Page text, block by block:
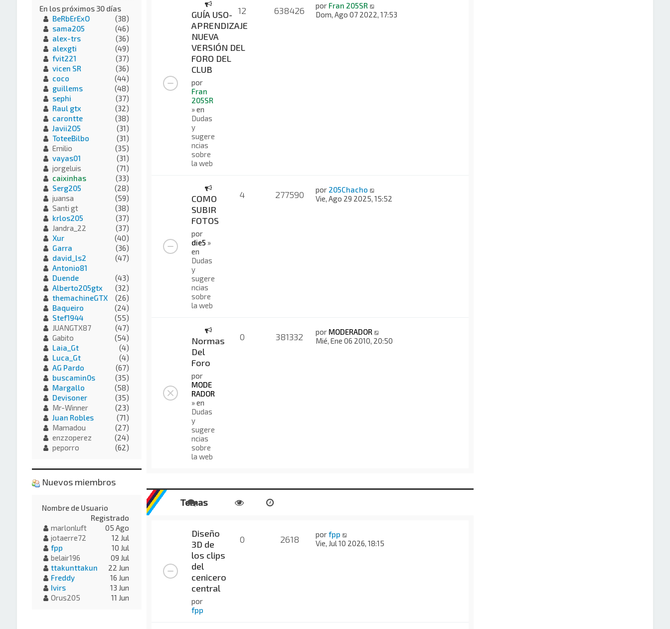
GUÍA USO-
APRENDIZAJE
NUEVA
VERSIÓN DEL
FORO DEL
CLUB
por
Fran
205SR
» en
Dudas
y
sugere
ncias
sobre
la web
12 638426 por Fran 205SR
Dom, Ago 07 2022, 17:53
COMO
SUBIR
FOTOS
por
die5 »
en
Dudas
y
sugere
ncias
sobre
la web
4 277590 por 205Chacho
Vie, Ago 29 2025, 15:52
Normas
Del
Foro
por
MODE
RADOR
» en
Dudas
y
sugere
ncias
sobre
la web
0 381332 por MODERADOR
Mié, Ene 06 2010, 20:50
Temas
Diseño
3D de
los clips
del
cenicero
central
por
fpp
0 2618 porfpp
Vie, Jul 10 2026, 18:15
En los próximos 30 días
BeRbErExO
(38)
sama205
(46)
alex-trs
(36)
alexgti
(49)
fvit221
(37)
vicen SR
(36)
coco
(44)
guillems
(48)
sephi
(37)
Raul gtx
(32)
carontte
(38)
Javii2O5
(31)
ToteeBilbo
(31)
Emilio
(35)
vayas01
(31)
jorgeluis
(71)
caixinhas
(33)
Serg205
(28)
juansa
(59)
Santi gt
(38)
krlos205
(37)
Jandra_22
(37)
Xur
(40)
Garra
(36)
david_ls2
(47)
Antonio81
Duende
(43)
Alberto205gtx
(32)
themachineGTX
(26)
Baqueiro
(24)
Stef1944
(55)
JUANGTX87
(47)
Gabito
(54)
Laia_Gt
(4)
Luca_Gt
(4)
AG Pardo
(67)
buscamin0s
(35)
Margallo
(58)
Devisoner
(35)
Mr-Winner
(23)
Juan Robles
(71)
Mamadou
(27)
enzzoperez
(24)
peporro
(62)
Nuevos miembros
Nombre de Usuario
Registrado
marlonluft
05 Ago
jotaerre72
12 Jul
fpp
10 Jul
belair196
09 Jul
ttakunttakun
22 Jun
Freddy
16 Jun
Ivirs
13 Jun
Orus205
11 Jun